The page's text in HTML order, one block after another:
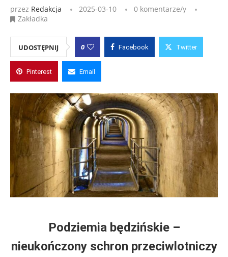
przez Redakcja 2025-03-10
0 komentarze/y
Zakładka
UDOSTĘPNIJ 0 Facebook Twitter
Pinterest Email
Podziemia będzińskie –
nieukończony schron przeciwlotniczy